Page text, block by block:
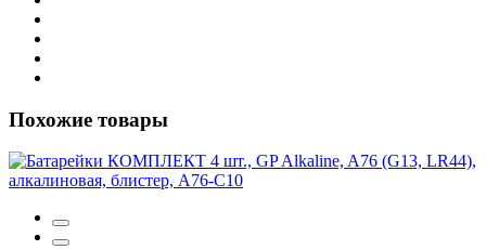
Похожие товары